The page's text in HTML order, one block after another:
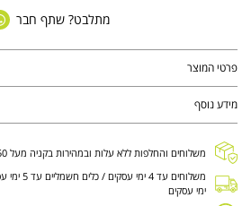
מתלבט? שתף חבר
פרטי המוצר
מידע נוסף
משלוחים והחלפות ללא עלות ובמהירות בקניה מעל ₪250
ימי עסקים